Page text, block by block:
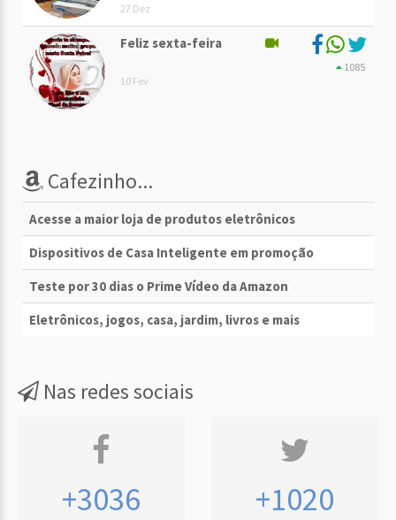
27 Dez
Feliz sexta-feira
10 Fev
1085
Cafezinho...
Acesse a maior loja de produtos eletrônicos
Dispositivos de Casa Inteligente em promoção
Teste por 30 dias o Prime Vídeo da Amazon
Eletrônicos, jogos, casa, jardim, livros e mais
Nas redes sociais
+3036 +1020